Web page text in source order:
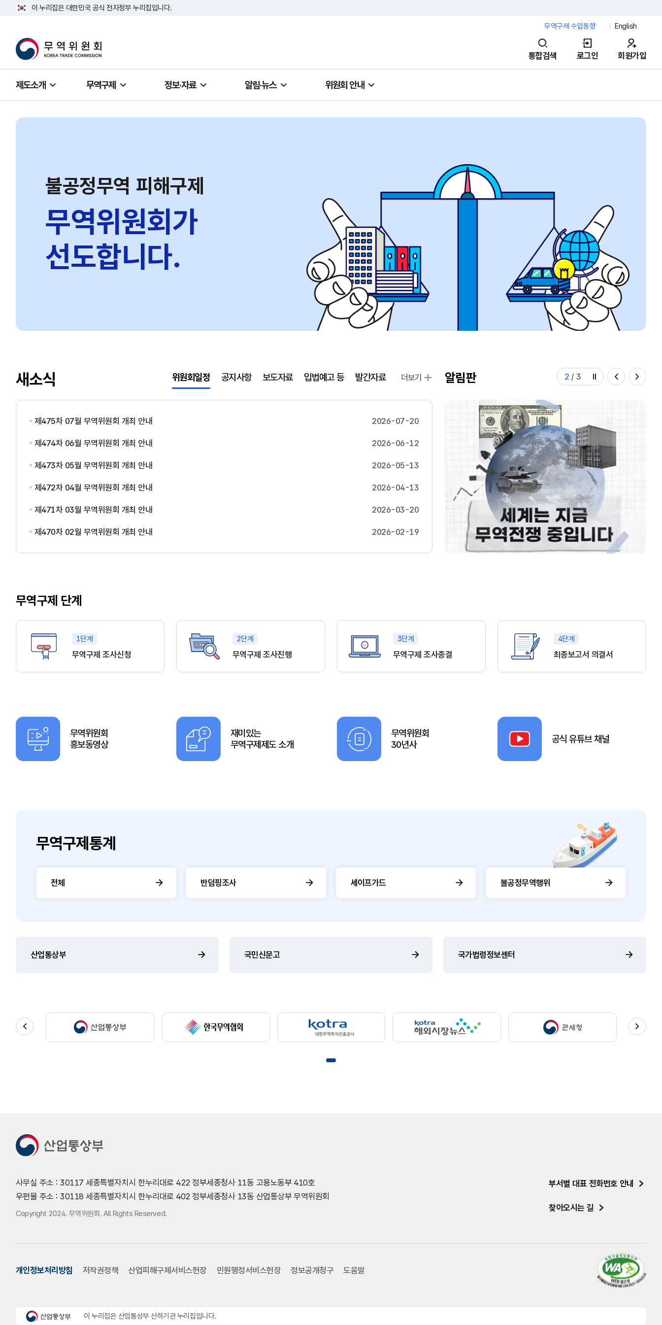
이 누리집은 대한민국 공식 전자정부 누리집입니다.
무역구제 수입동향 English
통합검색 로그인 회원가입
제도소개 무역구제 정보·자료 알림·뉴스 위원회 안내
불공정무역 피해구제
무역위원회가
선도합니다.
새소식 위원회일정
제475차 07월 무역위원회 개최 안내 2026-07-20
제474차 06월 무역위원회 개최 안내 2026-06-12
제473차 05월 무역위원회 개최 안내 2026-05-13
제472차 04월 무역위원회 개최 안내 2026-04-13
제471차 03월 무역위원회 개최 안내 2026-03-20
제470차 02월 무역위원회 개최 안내 2026-02-19
더보기
공지사항 보도자료 입법예고 등 발간자료 알림판 3 / 3
무역구제 단계
1단계
무역구제 조사신청
2단계
무역구제 조사진행
3단계
무역구제 조사종결
4단계
최종보고서 의결서
무역위원회
홍보동영상
재미있는
무역구제제도 소개
무역위원회
30년사
공식 유튜브 채널
무역구제통계
전체 반덤핑조사 세이프가드 불공정무역행위
산업통상부 국민신문고 국가법령정보센터
사무실 주소 : 30117 세종특별자치시 한누리대로 422 정부세종청사 11동 고용노동부 410호
우편물 주소 : 30118 세종특별자치시 한누리대로 402 정부세종청사 13동 산업통상부 무역위원회
Copyright 2024. 무역위원회. All Rights Reserved.
부서별 대표 전화번호 안내
찾아오시는 길
개인정보처리방침 저작권정책 산업피해구제서비스헌장 민원행정서비스헌장 정보공개청구 도움말
이 누리집은 산업통상부 산하기관 누리집입니다.